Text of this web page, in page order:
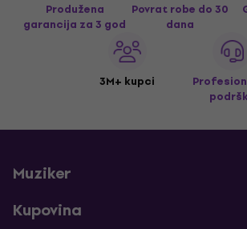
Produžena
garancija za 3 god
Povrat robe do 30
dana
3M+ kupci
Muziker
Kupovina